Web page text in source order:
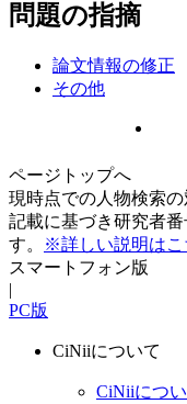
問題の指摘
論文情報の修正
その他
ページトップへ
現時点での人物検索の
記載に基づき研究者
す。
※詳しい説明はこ
スマートフォン版
|
PC版
CiNiiについて
CiNiiにつ